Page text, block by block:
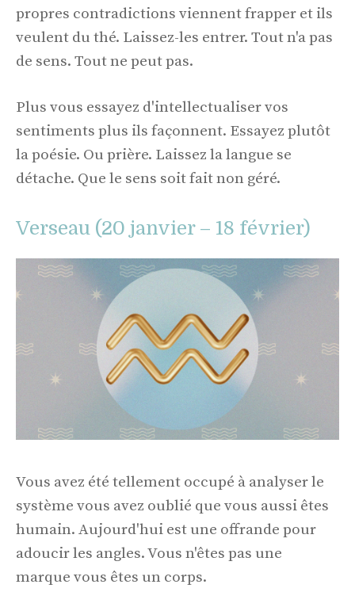
propres contradictions viennent frapper et ils
veulent du thé. Laissez-les entrer. Tout n'a pas
de sens. Tout ne peut pas.
Plus vous essayez d'intellectualiser vos
sentiments plus ils façonnent. Essayez plutôt
la poésie. Ou prière. Laissez la langue se
détache. Que le sens soit fait non géré.
Verseau (20 janvier – 18 février)
Vous avez été tellement occupé à analyser le
système vous avez oublié que vous aussi êtes
humain. Aujourd'hui est une offrande pour
adoucir les angles. Vous n'êtes pas une
marque vous êtes un corps.